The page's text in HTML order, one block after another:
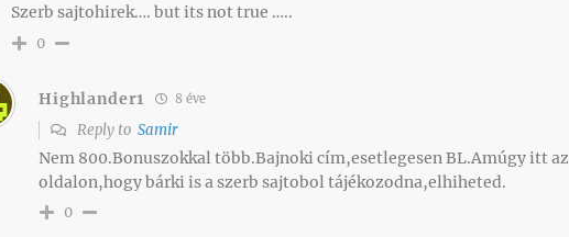
Szerb sajtohirek…. but its not true …..
0
Highlander1 8 éve
Reply toSamir
Nem 800.Bonuszokkal több.Bajnoki cím,esetlegesen BL.Amúgy itt az
oldalon,hogy bárki is a szerb sajtobol tájékozodna,elhiheted.
0